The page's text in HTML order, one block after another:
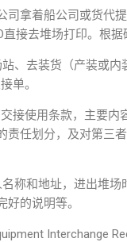
司拿着船公司或货代
接去堆场打印。根据
、去装货（产装或
单。
接使用条款，主要
责任划分，及对第三
称和地址，进出堆场
的说明等。
Interchange